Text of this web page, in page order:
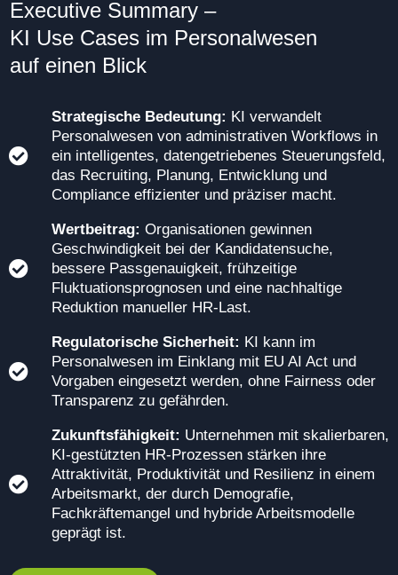
Executive Summary –
KI Use Cases im Personalwesen
auf einen Blick
Strategische Bedeutung: KI verwandelt
Personalwesen von administrativen Workflows in
ein intelligentes, datengetriebenes Steuerungsfeld,
das Recruiting, Planung, Entwicklung und
Compliance effizienter und präziser macht.
Wertbeitrag: Organisationen gewinnen
Geschwindigkeit bei der Kandidatensuche,
bessere Passgenauigkeit, frühzeitige
Fluktuationsprognosen und eine nachhaltige
Reduktion manueller HR-Last.
Regulatorische Sicherheit: KI kann im
Personalwesen im Einklang mit EU AI Act und
Vorgaben eingesetzt werden, ohne Fairness oder
Transparenz zu gefährden.
Zukunftsfähigkeit: Unternehmen mit skalierbaren,
KI-gestützten HR-Prozessen stärken ihre
Attraktivität, Produktivität und Resilienz in einem
Arbeitsmarkt, der durch Demografie,
Fachkräftemangel und hybride Arbeitsmodelle
geprägt ist.